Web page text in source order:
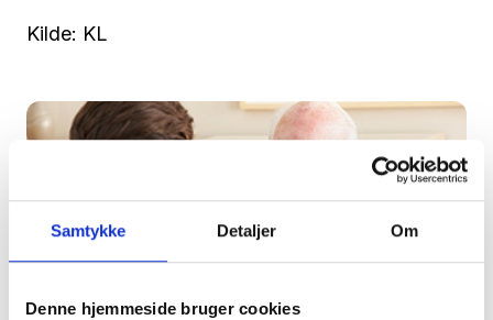
Samtykke Detaljer Om
Denne hjemmeside bruger cookies
Kilde: KL